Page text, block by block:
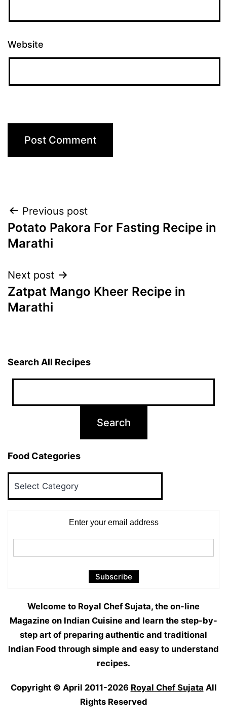
Website
Post
navigation
Previous post
Potato Pakora For Fasting Recipe in
Marathi
Next post
Zatpat Mango Kheer Recipe in
Marathi
Search All Recipes
Food Categories
Enter your email address
Welcome to Royal Chef Sujata, the on-line
Magazine on Indian Cuisine and learn the step-by-
step art of preparing authentic and traditional
Indian Food through simple and easy to understand
recipes.
Copyright © April 2011-2026 Royal Chef Sujata All
Rights Reserved